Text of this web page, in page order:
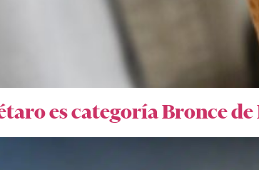
es categoría Bronce